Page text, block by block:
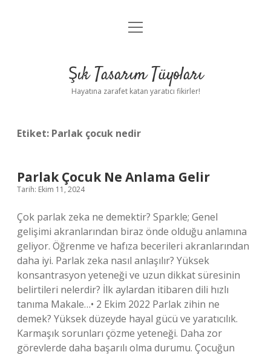
Anasayfa
Yasal Uyarı
menüyü
Şık Tasarım Tüyoları
Hayatına zarafet katan yaratıcı fikirler!
Etiket: Parlak çocuk nedir
Parlak Çocuk Ne Anlama Gelir
Tarih: Ekim 11, 2024
Çok parlak zeka ne demektir? Sparkle; Genel
gelişimi akranlarından biraz önde olduğu anlamına
geliyor. Öğrenme ve hafıza becerileri akranlarından
daha iyi. Parlak zeka nasıl anlaşılır? Yüksek
konsantrasyon yeteneği ve uzun dikkat süresinin
belirtileri nelerdir? İlk aylardan itibaren dili hızlı
tanıma Makale…• 2 Ekim 2022 Parlak zihin ne
demek? Yüksek düzeyde hayal gücü ve yaratıcılık.
Karmaşık sorunları çözme yeteneği. Daha zor
görevlerde daha başarılı olma durumu. Çocuğun